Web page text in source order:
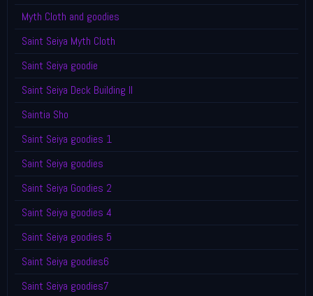
Myth Cloth and goodies
Saint Seiya Myth Cloth
Saint Seiya goodie
Saint Seiya Deck Building II
Saintia Sho
Saint Seiya goodies 1
Saint Seiya goodies
Saint Seiya Goodies 2
Saint Seiya goodies 4
Saint Seiya goodies 5
Saint Seiya goodies6
Saint Seiya goodies7